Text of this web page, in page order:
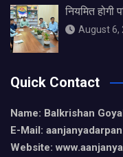
नियमित होगी
August 6,
Quick Contact
Name: Balkrishan
E-Mail:
Website: